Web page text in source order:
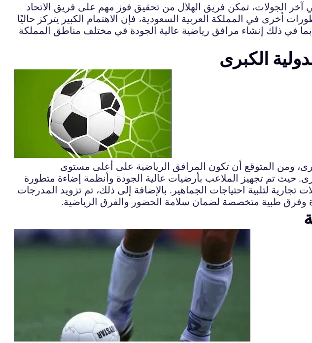
آخر الجولات، تمكن فريق الهلال من تحقيق فوز مهم على فريق الاتحاد
النصر فوزًا صعبًا على فريق الأهلي بنتيجة 1-0. بالنسبة لتطورات أخرى في المملكة العربية السعودية، فإن الاهتمام الكبير يتركز حاليًا
بما في ذلك إنشاء مرافق رياضية عالية الجودة في مختلف مناطق المملكة
الكبرى
ومن المتوقع أن تكون المرافق الرياضية على أعلى مستوى
حيث تم تجهيز الملاعب بأرضيات عالية الجودة وأنظمة إضاءة متطورة
لتلبية احتياجات الجماهير. بالإضافة إلى ذلك، تم تزويد المدرجات
وفرق طبية متخصصة لضمان سلامة الحضور والفرق الرياضية.